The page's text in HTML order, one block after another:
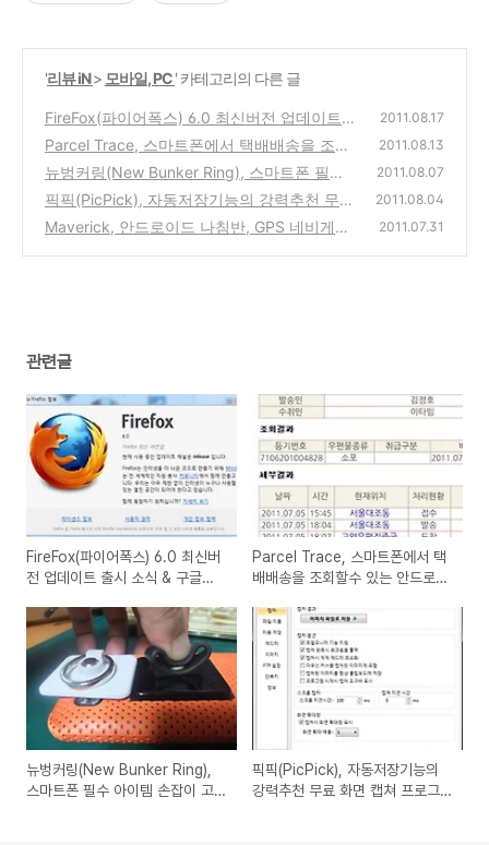
'리뷰 iN> 모바일, PC' 카테고리의 다른 글
FireFox(파이어폭스) 6.0 최신버전 업데이트
출시 소식 & 구글툴바와의 호환성 문제
(2)
2011.08.17
Parcel Trace, 스마트폰에서 택배배송을 조회
할수 있는 안드로이드앱
(4)
2011.08.13
뉴벙커링(New Bunker Ring), 스마트폰 필수
아이템 손잡이 고리 벙커링 새로운 제품 버전
출시
(2)
2011.08.07
픽픽(PicPick), 자동저장기능의 강력추천 무료
화면 캡쳐 프로그램(Screen Capture)
(2)
2011.08.04
Maverick, 안드로이드 나침반, GPS 네비게이
2011.07.31
관련글
FireFox(파이어폭스) 6.0 최신버
전 업데이트 출시 소식 & 구글툴
Parcel Trace, 스마트폰에서 택
배배송을 조회할수 있는 안드로이
뉴벙커링(New Bunker Ring),
스마트폰 필수 아이템 손잡이 고
픽픽(PicPick), 자동저장기능의
강력추천 무료 화면 캡쳐 프로그